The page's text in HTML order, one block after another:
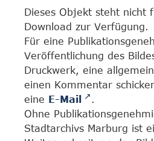
Dieses Objekt steht nicht
Download zur Verfügung.
Für eine
Veröffentlichung des
Druckwerk, eine
einen Kommentar
eine E-Mail
.
Ohne
Stadtarchivs Marburg ist